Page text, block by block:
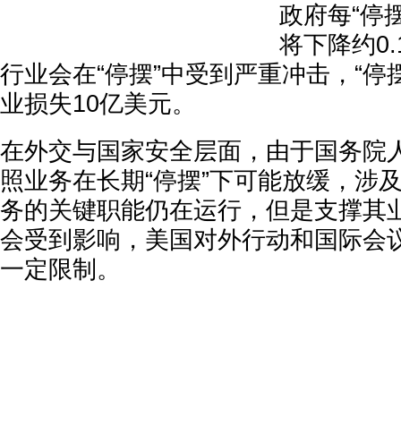
政府每“停
将下降约
行业会在“停摆”中受到严重冲击，“停
业损失10亿美元。
在外交与国家安全层面，由于国务院
照业务在长期“停摆”下可能放缓，涉
务的关键职能仍在运行，但是支撑其
会受到影响，美国对外行动和国际会
一定限制。